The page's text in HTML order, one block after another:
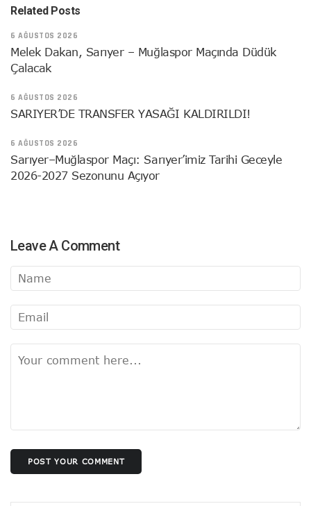
Related Posts
6 AĞUSTOS 2026
Melek Dakan, Sarıyer – Muğlaspor Maçında Düdük
Çalacak
6 AĞUSTOS 2026
SARIYER’DE TRANSFER YASAĞI KALDIRILDI!
6 AĞUSTOS 2026
Sarıyer–Muğlaspor Maçı: Sarıyer’imiz Tarihi Geceyle
2026-2027 Sezonunu Açıyor
Leave A Comment
POST YOUR COMMENT